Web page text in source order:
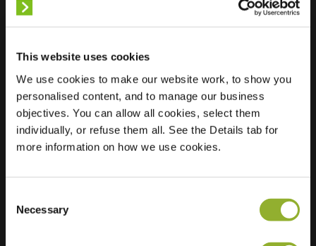
This website uses cookies
We use cookies to make our website work, to show you
personalised content, and to manage our business
objectives. You can allow all cookies, select them
individually, or refuse them all. See the Details tab for
more information on how we use cookies.
Selection
Necessary
Plats
Burgemeester
Kolfschotenstraat 6
1131 BL Volendam
Nederländerna